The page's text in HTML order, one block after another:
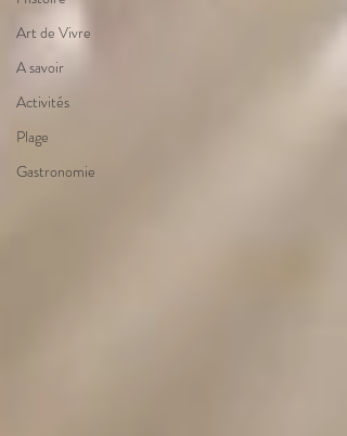
Art de Vivre
A savoir
Activités
Plage
Gastronomie